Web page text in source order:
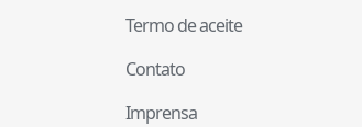
Termo de aceite
Contato
Imprensa